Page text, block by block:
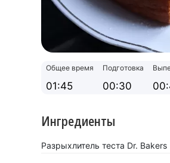
Общее время
01:45
Подготовка
00:30
Ингредиенты
Разрыхлитель теста Dr. Bakers